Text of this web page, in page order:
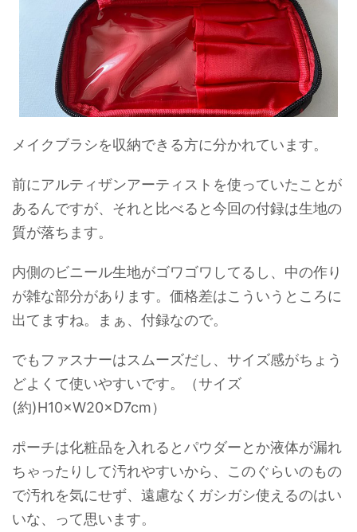
メイクブラシを収納できる方に分かれています。
前にアルティザンアーティストを使っていたことが
あるんですが、それと比べると今回の付録は生地の
質が落ちます。
内側のビニール生地がゴワゴワしてるし、中の作り
が雑な部分があります。価格差はこういうところに
出てますね。まぁ、付録なので。
でもファスナーはスムーズだし、サイズ感がちょう
どよくて使いやすいです。（サイズ
(約)H10×W20×D7cm）
ポーチは化粧品を入れるとパウダーとか液体が漏れ
ちゃったりして汚れやすいから、このぐらいのもの
で汚れを気にせず、遠慮なくガシガシ使えるのはい
いな、って思います。